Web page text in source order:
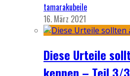
tamarakubeile
16. März 2021
Diese Urteile